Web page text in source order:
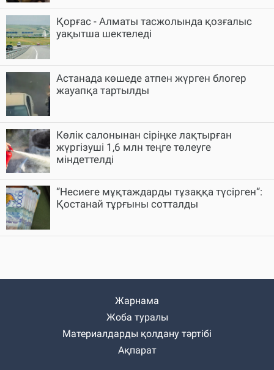
Қорғас - Алматы тасжолында қозғалыс
уақытша шектеледі
Астанада көшеде атпен жүрген блогер
жауапқа тартылды
Көлік салонынан сіріңке лақтырған
жүргізуші 1,6 млн теңге төлеуге
міндеттелді
“Несиеге мұқтаждарды тұзаққа түсірген“:
Қостанай тұрғыны сотталды
Жарнама
Жоба туралы
Материалдарды қолдану тәртібі
Ақпарат